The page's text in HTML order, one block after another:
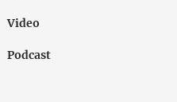
Video
Podcast